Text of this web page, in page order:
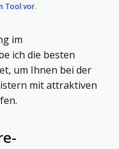
Tool vor.
im
ich die besten
um Ihnen bei der
mit attraktiven